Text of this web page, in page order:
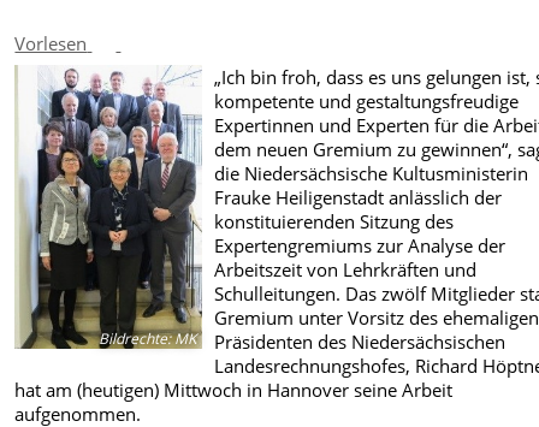
Vorlesen
Bildrechte:MK
„Ich bin froh, dass es uns gelungen ist,
kompetente und gestaltungsfreudige
Expertinnen und Experten für die
dem neuen Gremium zu gewinnen“,
die Niedersächsische Kultusministerin
Frauke Heiligenstadt anlässlich der
konstituierenden Sitzung des
Expertengremiums zur Analyse der
Arbeitszeit von Lehrkräften und
Schulleitungen. Das zwölf Mitglieder
Gremium unter Vorsitz des ehemaligen
Präsidenten des Niedersächsischen
Landesrechnungshofes, Richard
hat am (heutigen) Mittwoch in Hannover seine Arbeit
aufgenommen.